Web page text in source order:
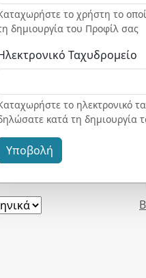
το χρήστη το
δημιουργία του Προφίλ σας
Ταχυδρομείο
το ηλεκτρονικό
κατά τη δημιουργία
Υποβολή